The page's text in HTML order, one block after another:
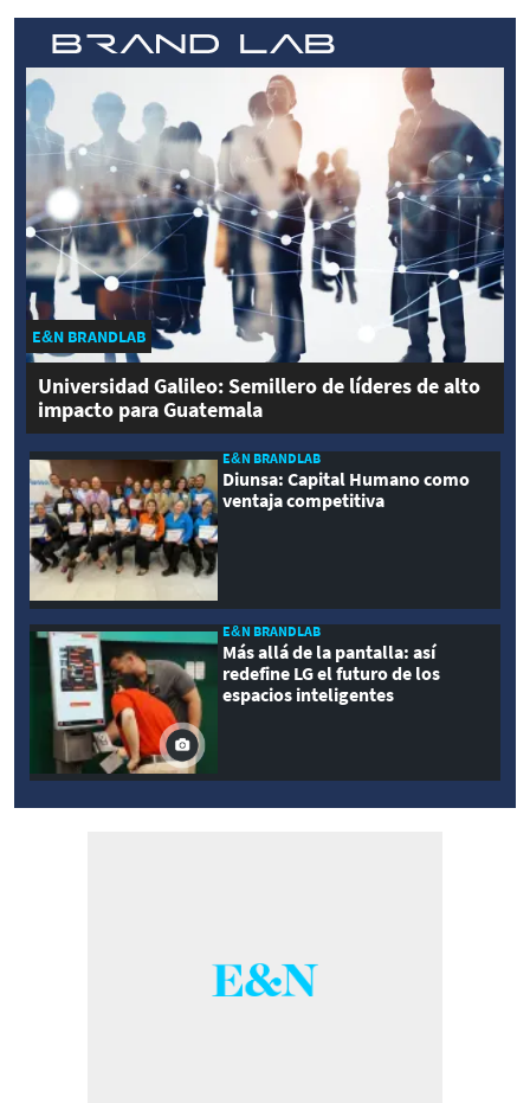
E&N BRANDLAB
Universidad Galileo: Semillero de líderes de alto
impacto para Guatemala
E&N BRANDLAB
Diunsa: Capital Humano como
ventaja competitiva
E&N BRANDLAB
Más allá de la pantalla: así
redefine LG el futuro de los
espacios inteligentes